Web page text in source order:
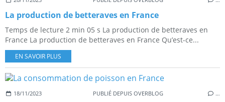
La production de betteraves en France
Temps de lecture 2 min 05 s La production de betteraves en
France La production de betteraves en France Qu’est-ce...
EN SAVOIR PLUS
18/11/2023 PUBLIÉ DEPUIS OVERBLOG …